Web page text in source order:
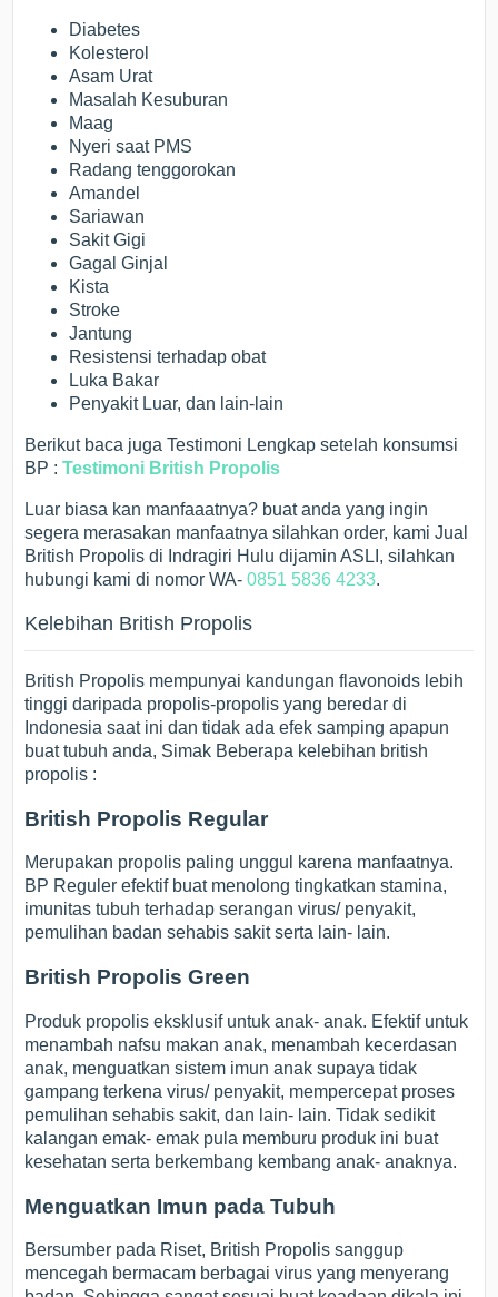
Diabetes
Kolesterol
Asam Urat
Masalah Kesuburan
Maag
Nyeri saat PMS
Radang tenggorokan
Amandel
Sariawan
Sakit Gigi
Gagal Ginjal
Kista
Stroke
Jantung
Resistensi terhadap obat
Luka Bakar
Penyakit Luar, dan lain-lain
Berikut baca juga Testimoni Lengkap setelah konsumsi
BP :Testimoni British Propolis
Luar biasa kan manfaaatnya? buat anda yang ingin
segera merasakan manfaatnya silahkan order, kami Jual
British Propolis di Indragiri Hulu dijamin ASLI, silahkan
hubungi kami di nomor WA-0851 5836 4233.
Kelebihan British Propolis
British Propolis mempunyai kandungan flavonoids lebih
tinggi daripada propolis-propolis yang beredar di
Indonesia saat ini dan tidak ada efek samping apapun
buat tubuh anda, Simak Beberapa kelebihan british
propolis :
British Propolis Regular
Merupakan propolis paling unggul karena manfaatnya.
BP Reguler efektif buat menolong tingkatkan stamina,
imunitas tubuh terhadap serangan virus/ penyakit,
pemulihan badan sehabis sakit serta lain- lain.
British Propolis Green
Produk propolis eksklusif untuk anak- anak. Efektif untuk
menambah nafsu makan anak, menambah kecerdasan
anak, menguatkan sistem imun anak supaya tidak
gampang terkena virus/ penyakit, mempercepat proses
pemulihan sehabis sakit, dan lain- lain. Tidak sedikit
kalangan emak- emak pula memburu produk ini buat
kesehatan serta berkembang kembang anak- anaknya.
Menguatkan Imun pada Tubuh
Bersumber pada Riset, British Propolis sanggup
mencegah bermacam berbagai virus yang menyerang